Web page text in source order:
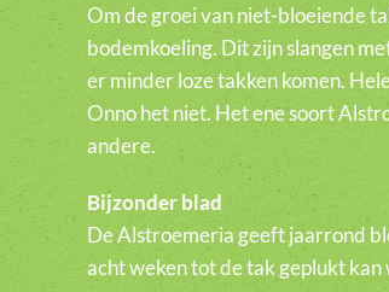
Om de groei van niet-bloeiende
bodemkoeling. Dit zijn slangen
er minder loze takken komen.
Onno het niet. Het ene soort
andere.
Bijzonder blad
De Alstroemeria geeft jaarrond
acht weken tot de tak geplukt